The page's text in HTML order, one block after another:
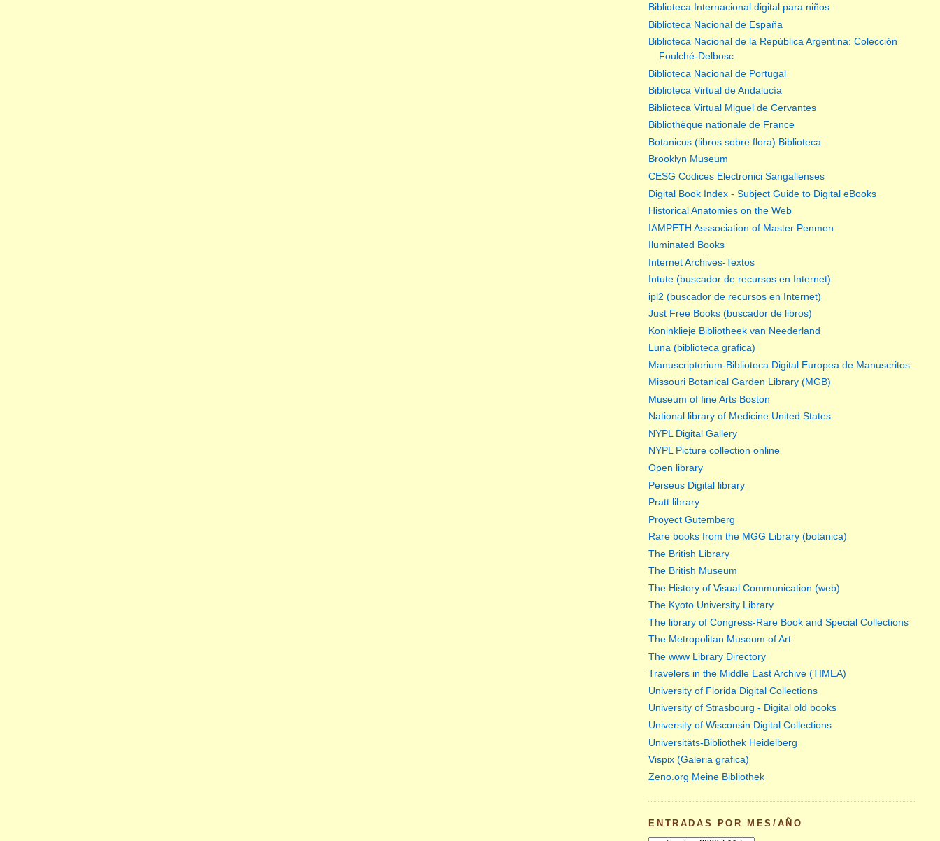
Biblioteca Internacional digital para niños
Biblioteca Nacional de España
Biblioteca Nacional de la República Argentina: Colección
Foulché-Delbosc
Biblioteca Nacional de Portugal
Biblioteca Virtual de Andalucía
Biblioteca Virtual Miguel de Cervantes
Bibliothèque nationale de France
Botanicus (libros sobre flora) Biblioteca
Brooklyn Museum
CESG Codices Electronici Sangallenses
Digital Book Index - Subject Guide to Digital eBooks
Historical Anatomies on the Web
IAMPETH Asssociation of Master Penmen
Iluminated Books
Internet Archives-Textos
Intute (buscador de recursos en Internet)
ipl2 (buscador de recursos en Internet)
Just Free Books (buscador de libros)
Koninklieje Bibliotheek van Neederland
Luna (biblioteca grafica)
Manuscriptorium-Biblioteca Digital Europea de Manuscritos
Missouri Botanical Garden Library (MGB)
Museum of fine Arts Boston
National library of Medicine United States
NYPL Digital Gallery
NYPL Picture collection online
Open library
Perseus Digital library
Pratt library
Proyect Gutemberg
Rare books from the MGG Library (botánica)
The British Library
The British Museum
The History of Visual Communication (web)
The Kyoto University Library
The library of Congress-Rare Book and Special Collections
The Metropolitan Museum of Art
The www Library Directory
Travelers in the Middle East Archive (TIMEA)
University of Florida Digital Collections
University of Strasbourg - Digital old books
University of Wisconsin Digital Collections
Universitäts-Bibliothek Heidelberg
Vispix (Galeria grafica)
Zeno.org Meine Bibliothek
ENTRADAS POR MES/AÑO